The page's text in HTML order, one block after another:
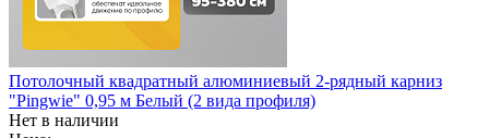
Потолочный квадратный алюминиевый 2-рядный карниз
"Pingwie" 0,95 м Белый (2 вида профиля)
Нет в наличии